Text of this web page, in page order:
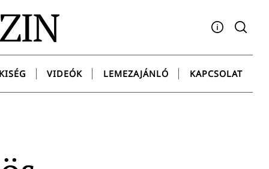
Facebook
YouTubeInstagram
TwitterSpotify
VIDEÓK LEMEZAJÁNLÓ KAPCSOLAT